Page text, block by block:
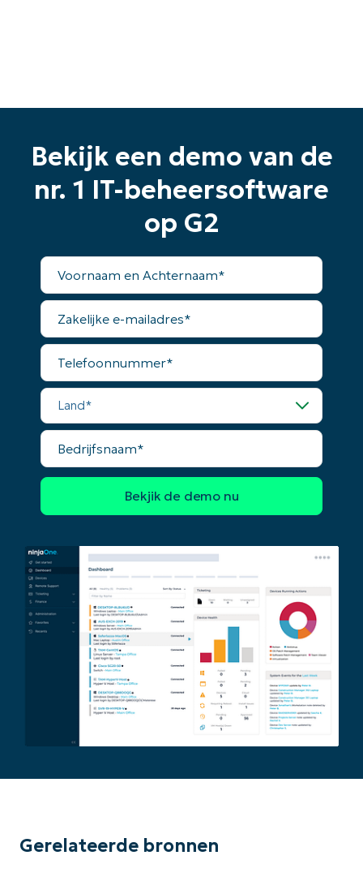
Bekijk een demo van de
nr. 1 IT-beheersoftware
op G2
Voornaam
Achternaam*
Zakelijke
mailadres*
Telefoonnummer*
Land*
Bedrijfsnaam*
Gerelateerde bronnen
Begin uw proefperiode van 14
dagen
Geen creditcard nodig, volledige toegang tot alle
functies
name*
Business
email*
Phone
number*
Land
Company
name*